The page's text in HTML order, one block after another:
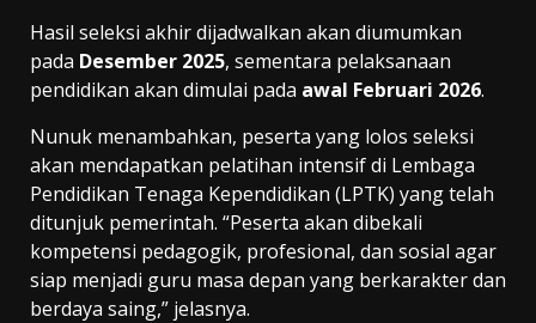
Hasil seleksi akhir dijadwalkan akan diumumkan
pada Desember 2025, sementara pelaksanaan
pendidikan akan dimulai pada awal Februari 2026.
Nunuk menambahkan, peserta yang lolos seleksi
akan mendapatkan pelatihan intensif di Lembaga
Pendidikan Tenaga Kependidikan (LPTK) yang telah
ditunjuk pemerintah. “Peserta akan dibekali
kompetensi pedagogik, profesional, dan sosial agar
siap menjadi guru masa depan yang berkarakter dan
berdaya saing,” jelasnya.